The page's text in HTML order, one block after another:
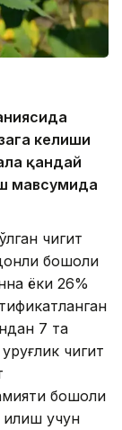
келиши
қандай
мавсумида
чигит
бошоқли
ёки 26%
7 та
чигит
бошоқли
учун